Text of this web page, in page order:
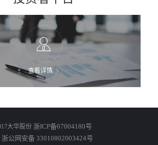
查看详情
大华股份 浙ICP备07004180号
浙公网安备 33010802003424号